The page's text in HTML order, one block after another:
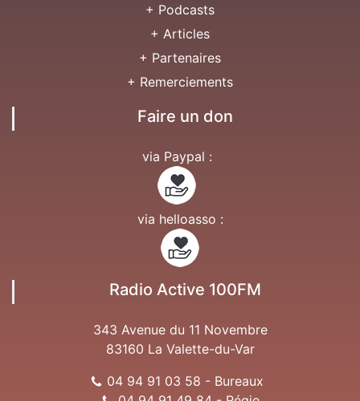
+ Podcasts
+ Articles
+ Partenaires
+ Remerciements
Faire un don
via Paypal :
via helloasso :
Radio Active 100FM
343 Avenue du 11 Novembre
83160 La Valette-du-Var
04 94 91 03 58 - Bureaux